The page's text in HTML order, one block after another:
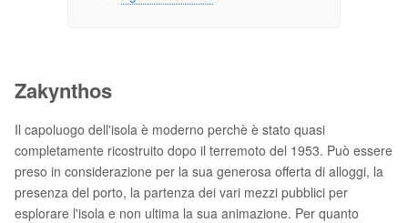
Zakynthos
Il capoluogo dell'isola è moderno perchè è stato quasi
completamente ricostruito dopo il terremoto del 1953. Può essere
preso in considerazione per la sua generosa offerta di alloggi, la
presenza del porto, la partenza dei vari mezzi pubblici per
esplorare l'isola e non ultima la sua animazione. Per quanto